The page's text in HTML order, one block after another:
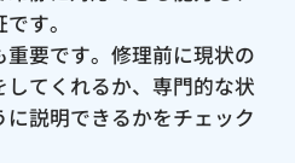
す。
要です。修理前に現状の
てくれるか、専門的な状
説明できるかをチェック